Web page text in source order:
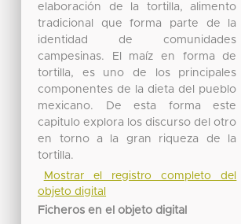
elaboración de la tortilla, alimento
tradicional que forma parte de la
identidad de comunidades
campesinas. El maíz en forma de
tortilla, es uno de los principales
componentes de la dieta del pueblo
mexicano. De esta forma este
capitulo explora los discurso del otro
en torno a la gran riqueza de la
tortilla.
Mostrar el registro completo del
objeto digital
Ficheros en el objeto digital